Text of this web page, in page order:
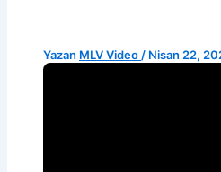
Yazan MLV Video / Nisan 22,